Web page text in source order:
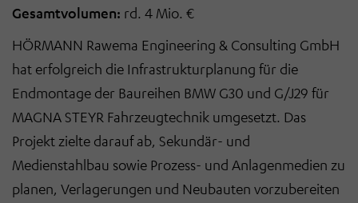
Gesamtvolumen: rd. 4 Mio. €
HÖRMANN Rawema Engineering & Consulting GmbH
hat erfolgreich die Infrastrukturplanung für die
Endmontage der Baureihen BMW G30 und G/J29 für
MAGNA STEYR Fahrzeugtechnik umgesetzt. Das
Projekt zielte darauf ab, Sekundär- und
Medienstahlbau sowie Prozess- und Anlagenmedien zu
planen, Verlagerungen und Neubauten vorzubereiten